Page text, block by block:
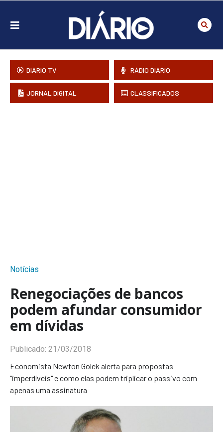
DIÁRIO TV RÁDIO DIÁRIO
JORNAL DIGITAL CLASSIFICADOS
Notícias
Renegociações de bancos
podem afundar consumidor
em dívidas
Publicado: 21/03/2018
Economista Newton Golek alerta para propostas
"imperdíveis" e como elas podem triplicar o passivo com
apenas uma assinatura